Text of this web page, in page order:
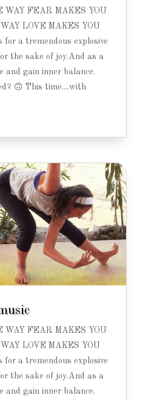
WAY FEAR MAKES YOU
LOVE MAKES YOU
for a tremendous explosive
the sake of joy.And as a
and gain inner balance.
🙃 This time....with
WAY FEAR MAKES YOU
LOVE MAKES YOU
for a tremendous explosive
the sake of joy.And as a
and gain inner balance.